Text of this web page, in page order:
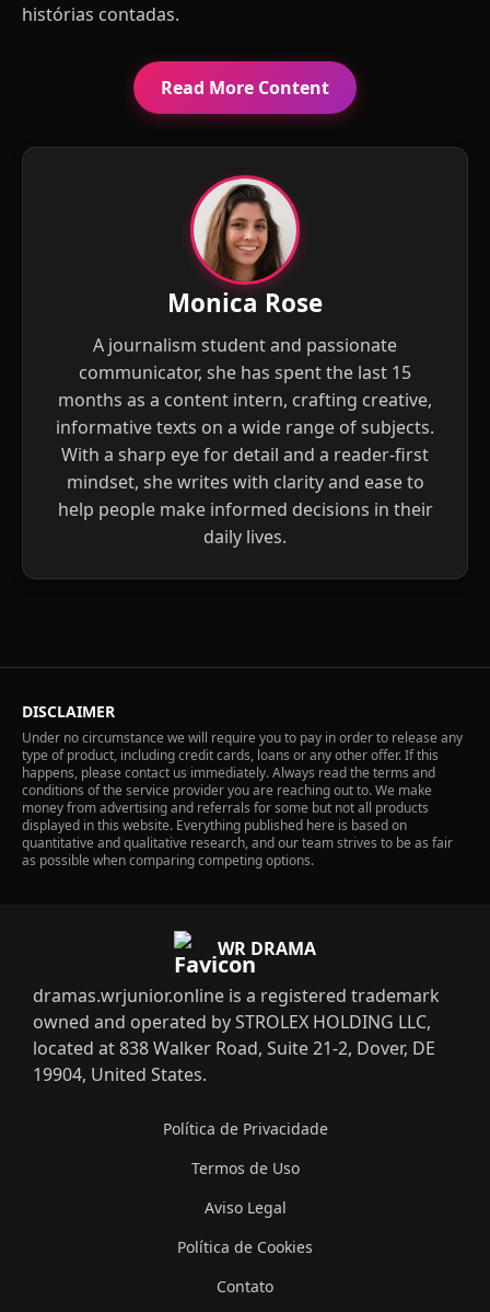
histórias contadas.
Read More Content
Monica Rose
A journalism student and passionate
communicator, she has spent the last 15
months as a content intern, crafting creative,
informative texts on a wide range of subjects.
With a sharp eye for detail and a reader-first
mindset, she writes with clarity and ease to
help people make informed decisions in their
daily lives.
DISCLAIMER
Under no circumstance we will require you to pay in order to release any
type of product, including credit cards, loans or any other offer. If this
happens, please contact us immediately. Always read the terms and
conditions of the service provider you are reaching out to. We make
money from advertising and referrals for some but not all products
displayed in this website. Everything published here is based on
quantitative and qualitative research, and our team strives to be as fair
as possible when comparing competing options.
WR DRAMA
dramas.wrjunior.online is a registered trademark
owned and operated by STROLEX HOLDING LLC,
located at 838 Walker Road, Suite 21-2, Dover, DE
19904, United States.
Política de Privacidade
Termos de Uso
Aviso Legal
Política de Cookies
Contato